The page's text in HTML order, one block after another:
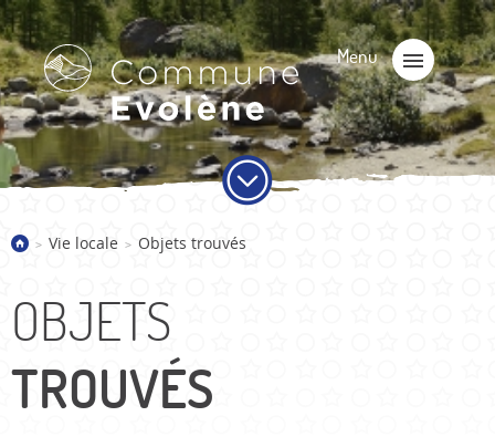
> Vie locale > Objets trouvés
OBJETS
TROUVÉS